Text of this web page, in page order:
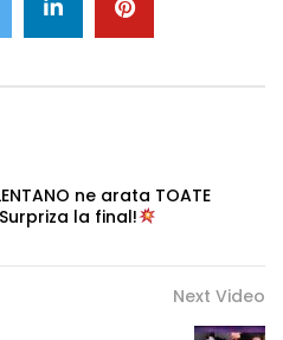
ne arata TOATE
Surpriza la final!
Next Video